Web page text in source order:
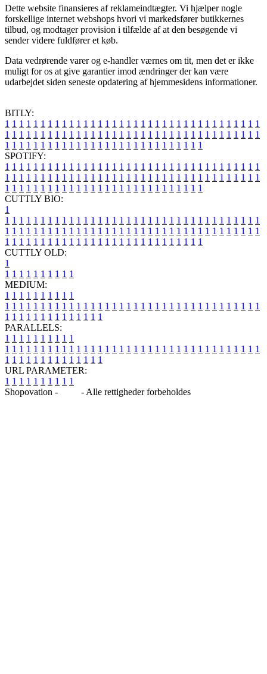
Dette website finansieres af reklameindtægter. Vi hjælper nogle
forskellige internet webshops hvori vi markedsfører butikkernes
tilbud, og modtager provision i tilfælde af at den besøgende vi
sender videre fuldfører et køb.
Data vedrørende varer og e-handler værnes om tit, men det er ikke
muligt for os at give garantier imod ændringer der kan være
udarbejdet siden seneste opdatering af hjemmesidens informationer.
BITLY:
1 1 1 1 1 1 1 1 1 1 1 1 1 1 1 1 1 1 1 1 1 1 1 1 1 1 1 1 1 1 1 1 1 1 1 1
1 1 1 1 1 1 1 1 1 1 1 1 1 1 1 1 1 1 1 1 1 1 1 1 1 1 1 1 1 1 1 1 1 1 1 1
1 1 1 1 1 1 1 1 1 1 1 1 1 1 1 1 1 1 1 1 1 1 1 1 1 1 1 1
SPOTIFY:
1 1 1 1 1 1 1 1 1 1 1 1 1 1 1 1 1 1 1 1 1 1 1 1 1 1 1 1 1 1 1 1 1 1 1 1
1 1 1 1 1 1 1 1 1 1 1 1 1 1 1 1 1 1 1 1 1 1 1 1 1 1 1 1 1 1 1 1 1 1 1 1
1 1 1 1 1 1 1 1 1 1 1 1 1 1 1 1 1 1 1 1 1 1 1 1 1 1 1 1
CUTTLY BIO:
1
1 1 1 1 1 1 1 1 1 1 1 1 1 1 1 1 1 1 1 1 1 1 1 1 1 1 1 1 1 1 1 1 1 1 1 1
1 1 1 1 1 1 1 1 1 1 1 1 1 1 1 1 1 1 1 1 1 1 1 1 1 1 1 1 1 1 1 1 1 1 1 1
1 1 1 1 1 1 1 1 1 1 1 1 1 1 1 1 1 1 1 1 1 1 1 1 1 1 1 1
CUTTLY OLD:
1
1 1 1 1 1 1 1 1 1 1
MEDIUM:
1 1 1 1 1 1 1 1 1 1
1 1 1 1 1 1 1 1 1 1 1 1 1 1 1 1 1 1 1 1 1 1 1 1 1 1 1 1 1 1 1 1 1 1 1 1
1 1 1 1 1 1 1 1 1 1 1 1 1 1
PARALLELS:
1 1 1 1 1 1 1 1 1 1
1 1 1 1 1 1 1 1 1 1 1 1 1 1 1 1 1 1 1 1 1 1 1 1 1 1 1 1 1 1 1 1 1 1 1 1
1 1 1 1 1 1 1 1 1 1 1 1 1 1
URL PARAMETER:
1 1 1 1 1 1 1 1 1 1
Shopovation -
- Alle rettigheder forbeholdes